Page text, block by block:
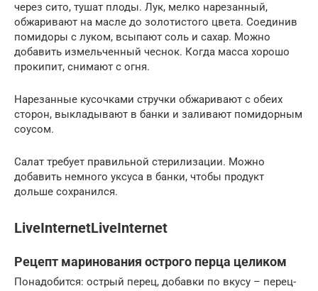
через сито, тушат плоды. Лук, мелко нарезанный,
обжаривают на масле до золотистого цвета. Соединив
помидоры с луком, всыпают соль и сахар. Можно
добавить измельченный чеснок. Когда масса хорошо
прокипит, снимают с огня.
Нарезанные кусочками стручки обжаривают с обеих
сторон, выкладывают в банки и заливают помидорным
соусом.
Салат требует правильной стерилизации. Можно
добавить немного уксуса в банки, чтобы продукт
дольше сохранился.
LiveInternetLiveInternet
Рецепт маринования острого перца целиком
Понадобится: острый перец, добавки по вкусу – перец-